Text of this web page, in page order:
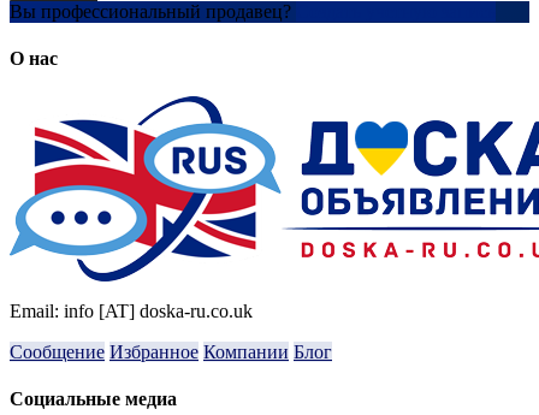
Вы профессиональный продавец?
О нас
Email: info [AT] doska-ru.co.uk
Сообщение Избранное Компании Блог
Социальные медиа